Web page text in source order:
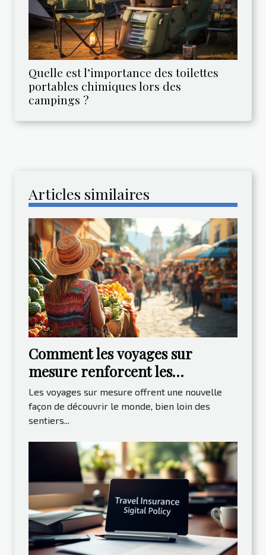
Quelle est l’importance des toilettes
portables chimiques lors des
campings ?
Articles similaires
Comment les voyages sur
mesure renforcent les
expériences locales ?
Les voyages sur mesure offrent une nouvelle
façon de découvrir le monde, bien loin des
sentiers...